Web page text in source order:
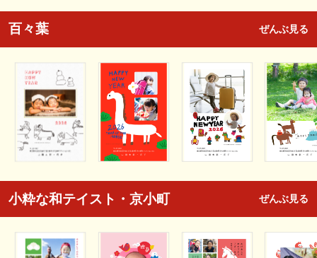
百々葉 ぜんぶ見る
小粋な和テイスト・京小町 ぜんぶ見る